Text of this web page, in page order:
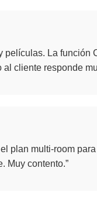
películas. La función
cliente responde
plan multi-room
Muy contento.”